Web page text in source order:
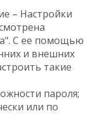
– Настройки
С ее помощью
и внешних
такие
пароля;
или по